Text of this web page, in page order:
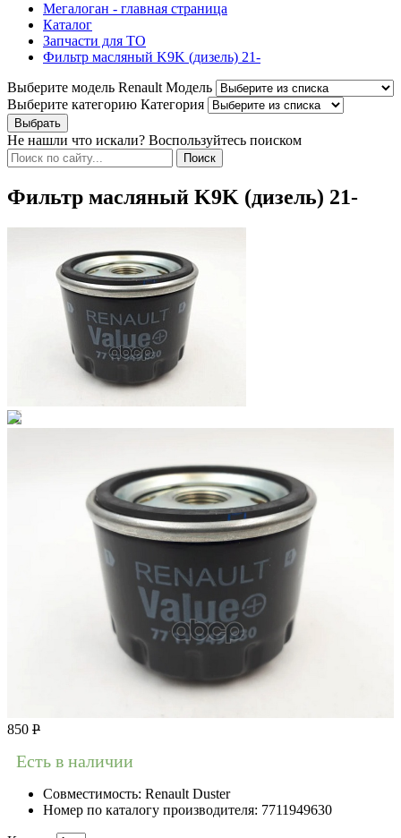
Мегалоган - главная страница
Каталог
Запчасти для ТО
Фильтр масляный K9K (дизель) 21-
Выберите модель Renault Модель
Выберите категорию Категория
Не нашли что искали? Воспользуйтесь поиском
Фильтр масляный K9K (дизель) 21-
850 Р
Есть в наличии
Совместимость: Renault Duster
Номер по каталогу производителя: 7711949630